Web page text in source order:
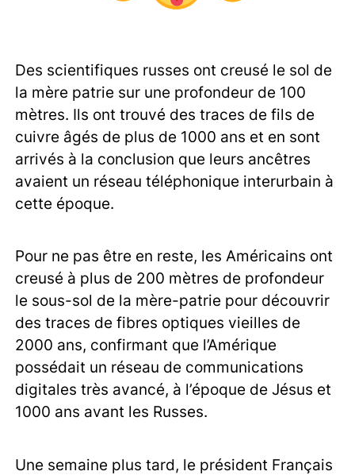
Des scientifiques russes ont creusé le sol de
la mère patrie sur une profondeur de 100
mètres. Ils ont trouvé des traces de fils de
cuivre âgés de plus de 1000 ans et en sont
arrivés à la conclusion que leurs ancêtres
avaient un réseau téléphonique interurbain à
cette époque.
Pour ne pas être en reste, les Américains ont
creusé à plus de 200 mètres de profondeur
le sous-sol de la mère-patrie pour découvrir
des traces de fibres optiques vieilles de
2000 ans, confirmant que l’Amérique
possédait un réseau de communications
digitales très avancé, à l’époque de Jésus et
1000 ans avant les Russes.
Une semaine plus tard, le président Français